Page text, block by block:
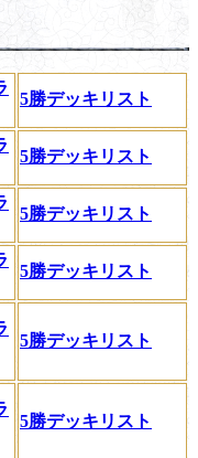
5勝デッキリスト
5勝デッキリスト
5勝デッキリスト
5勝デッキリスト
5勝デッキリスト
5勝デッキリスト